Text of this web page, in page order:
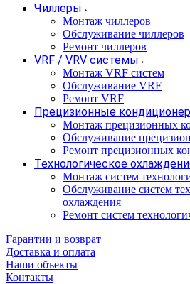
Чиллеры
Монтаж чиллеров
Обслуживание чиллеров
Ремонт чиллеров
VRF / VRV системы
Монтаж VRF систем
Обслуживание VRF
Ремонт VRF
Прецизионные
Монтаж прецизионных
Обслуживание
Ремонт прецизионных
Технологическое
Монтаж систем
Обслуживание систем
охлаждения
Ремонт систем
Гарантии и возврат
Доставка и оплата
Наши объекты
Контакты